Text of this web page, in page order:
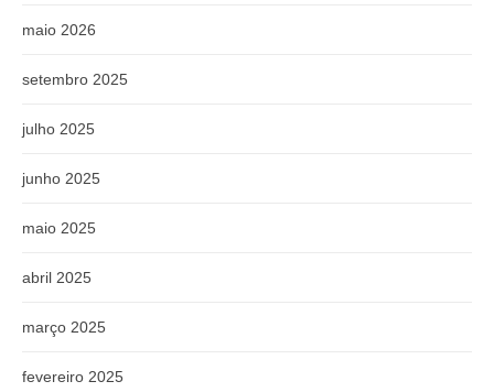
maio 2026
setembro 2025
julho 2025
junho 2025
maio 2025
abril 2025
março 2025
fevereiro 2025